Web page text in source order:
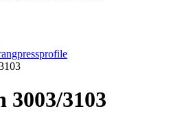
3003/3103